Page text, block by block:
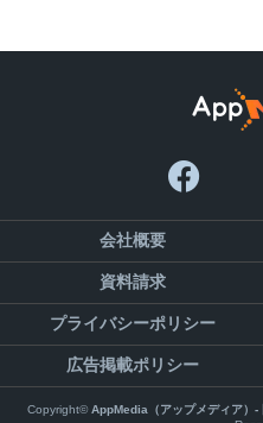
会社概要
資料請求
プライバシーポリシー
広告掲載ポリシー
Copyright©AppMedia（アップメディア）